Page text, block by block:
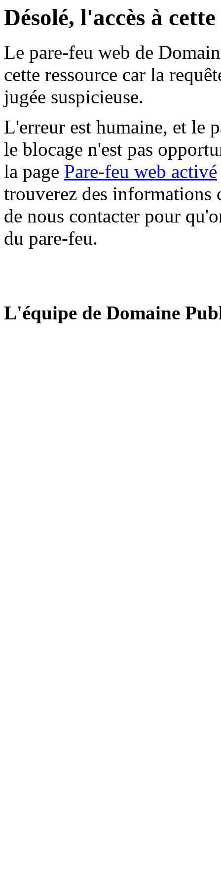
Désolé, l'accès à
Le pare-feu web de
cette ressource car la
jugée suspicieuse.
L'erreur est humaine, et le
le blocage n'est pas
la page Pare-feu web activé
trouverez des informations
de nous contacter pour
du pare-feu.
L'équipe de Domaine